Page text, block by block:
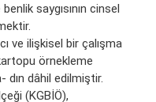
saygısının cinsel
ve ilişkisel bir çalışma
örnekleme
dın dâhil edilmiştir.
(KGBİÖ),